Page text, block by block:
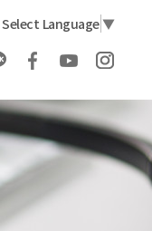
Select Language▼